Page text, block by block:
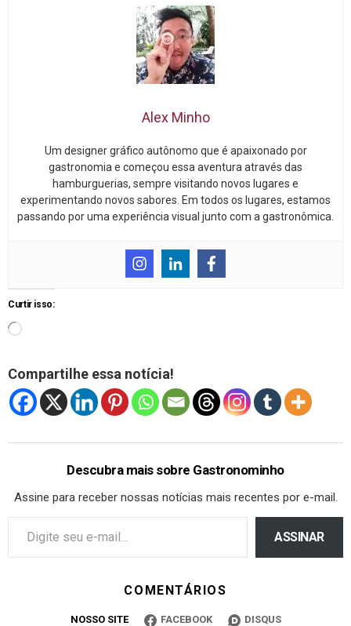
Alex Minho
Um designer gráfico autônomo que é apaixonado por
gastronomia e começou essa aventura através das
hamburguerias, sempre visitando novos lugares e
experimentando novos sabores. Em todos os lugares, estamos
passando por uma experiência visual junto com a gastronômica.
Curtir isso:
Compartilhe essa notícia!
Descubra mais sobre Gastronominho
Assine para receber nossas notícias mais recentes por e-mail.
ASSINAR
COMENTÁRIOS
NOSSO SITE FACEBOOK DISQUS